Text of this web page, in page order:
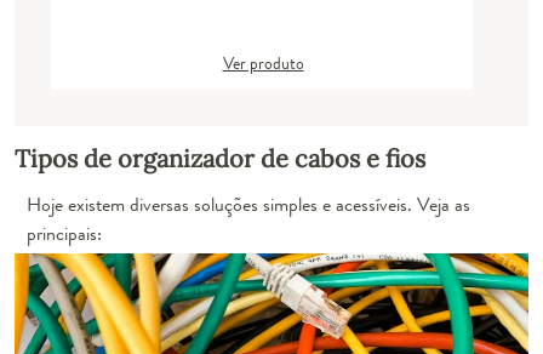
Ver produto
Tipos de organizador de cabos e fios
Hoje existem diversas soluções simples e acessíveis. Veja as
principais: